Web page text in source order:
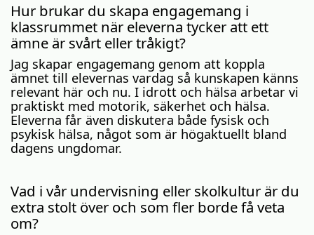
Hur brukar du skapa engagemang i
klassrummet när eleverna tycker att ett
ämne är svårt eller tråkigt?
Jag skapar engagemang genom att koppla
ämnet till elevernas vardag så kunskapen känns
relevant här och nu. I idrott och hälsa arbetar vi
praktiskt med motorik, säkerhet och hälsa.
Eleverna får även diskutera både fysisk och
psykisk hälsa, något som är högaktuellt bland
dagens ungdomar.
Vad i vår undervisning eller skolkultur är du
extra stolt över och som fler borde få veta
om?